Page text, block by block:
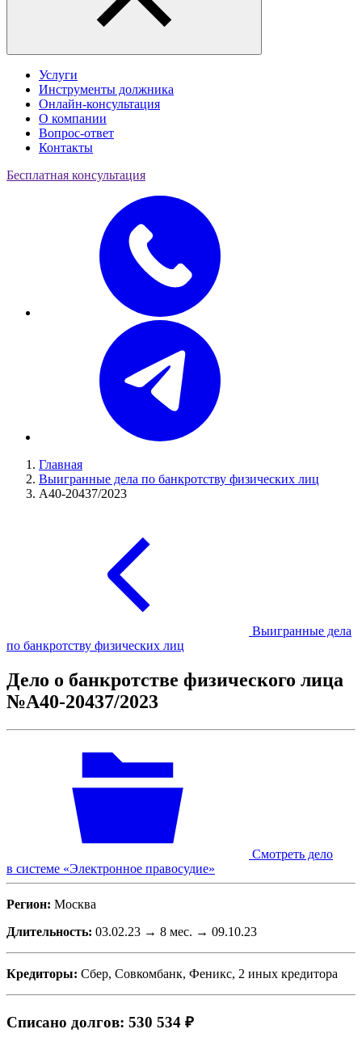
Услуги
Инструменты должника
Онлайн-консультация
О компании
Вопрос-ответ
Контакты
Бесплатная консультация
Главная
Выигранные дела по банкротству физических лиц
А40-20437/2023
Выигранные дела
по банкротству физических лиц
Дело о банкротстве физического лица
№А40-20437/2023
Смотреть дело
в системе «Электронное правосудие»
Регион: Москва
Длительность: 03.02.23 → 8 мес. → 09.10.23
Кредиторы: Сбер, Совкомбанк, Феникс, 2 иных кредитора
Списано долгов: 530 534 ₽